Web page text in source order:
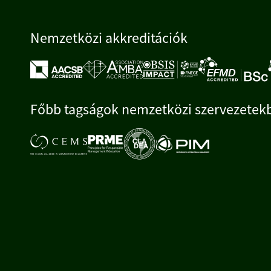
Nemzetközi akkreditációk
Főbb tagságok nemzetközi